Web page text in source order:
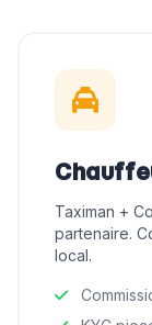
Taximan +
partenaire.
local.